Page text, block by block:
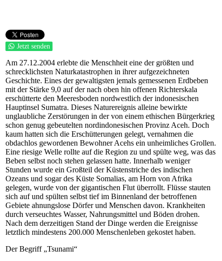
Jetzt senden
Am 27.12.2004 erlebte die Menschheit eine der größten und
schrecklichsten Naturkatastrophen in ihrer aufgezeichneten
Geschichte. Eines der gewaltigsten jemals gemessenen Erdbeben
mit der Stärke 9,0 auf der nach oben hin offenen Richterskala
erschütterte den Meeresboden nordwestlich der indonesischen
Hauptinsel Sumatra. Dieses Naturereignis alleine bewirkte
unglaubliche Zerstörungen in der von einem ethischen Bürgerkrieg
schon genug gebeutelten nordindonesischen Provinz Aceh. Doch
kaum hatten sich die Erschütterungen gelegt, vernahmen die
obdachlos gewordenen Bewohner Acehs ein unheimliches Grollen.
Eine riesige Welle rollte auf die Region zu und spülte weg, was das
Beben selbst noch stehen gelassen hatte. Innerhalb weniger
Stunden wurde ein Großteil der Küstenstriche des indischen
Ozeans und sogar des Küste Somalias, am Horn von Afrika
gelegen, wurde von der gigantischen Flut überrollt. Flüsse stauten
sich auf und spülten selbst tief im Binnenland der betroffenen
Gebiete ahnungslose Dörfer und Menschen davon. Krankheiten
durch verseuchtes Wasser, Nahrungsmittel und Böden drohen.
Nach dem derzeitigen Stand der Dinge werden die Ereignisse
letztlich mindestens 200.000 Menschenleben gekostet haben.
Der Begriff „Tsunami“